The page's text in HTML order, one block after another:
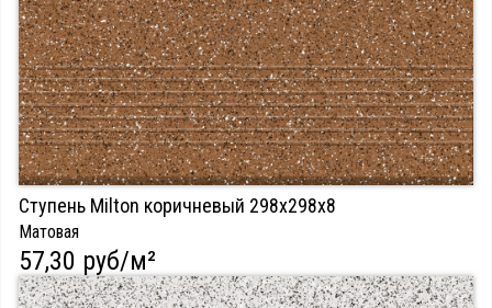
Ступень Milton коричневый 298х298х8
Матовая
57,30 руб/м²